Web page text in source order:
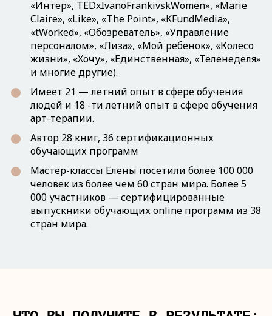
«Интер», TEDxIvanoFrankivskWomen», «Marie
Claire», «Like», «The Point», «KFundMedia»,
«tWorked», «Обозреватель», «Управление
персоналом», «Лиза», «Мой ребенок», «Колесо
жизни», «Хочу», «Единственная», «Теленеделя»
и многие другие).
Имеет 21 — летний опыт в сфере обучения
людей и 18 -ти летний опыт в сфере обучения
арт-терапии.
Автор 28 книг, 36 сертификационных
обучающих программ
Мастер-классы Елены посетили более 100 000
человек из более чем 60 стран мира. Более 5
000 участников — сертифицированные
выпускники обучающих online программ из 38
стран мира.